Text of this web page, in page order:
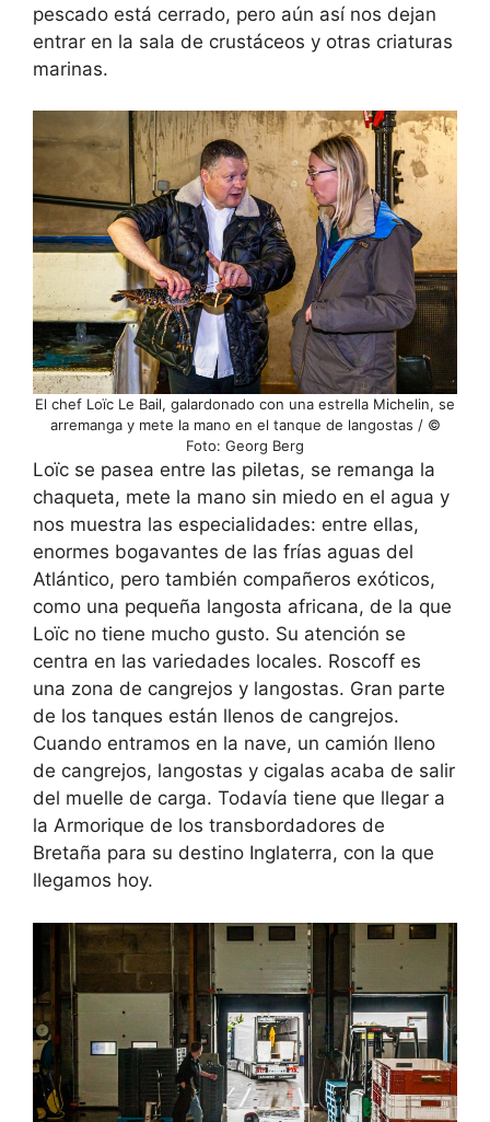
pescado está cerrado, pero aún así nos dejan
entrar en la sala de crustáceos y otras criaturas
marinas.
El chef Loïc Le Bail, galardonado con una estrella Michelin, se
arremanga y mete la mano en el tanque de langostas / ©
Foto: Georg Berg
Loïc se pasea entre las piletas, se remanga la
chaqueta, mete la mano sin miedo en el agua y
nos muestra las especialidades: entre ellas,
enormes bogavantes de las frías aguas del
Atlántico, pero también compañeros exóticos,
como una pequeña langosta africana, de la que
Loïc no tiene mucho gusto. Su atención se
centra en las variedades locales. Roscoff es
una zona de cangrejos y langostas. Gran parte
de los tanques están llenos de cangrejos.
Cuando entramos en la nave, un camión lleno
de cangrejos, langostas y cigalas acaba de salir
del muelle de carga. Todavía tiene que llegar a
la Armorique de los transbordadores de
Bretaña para su destino Inglaterra, con la que
llegamos hoy.